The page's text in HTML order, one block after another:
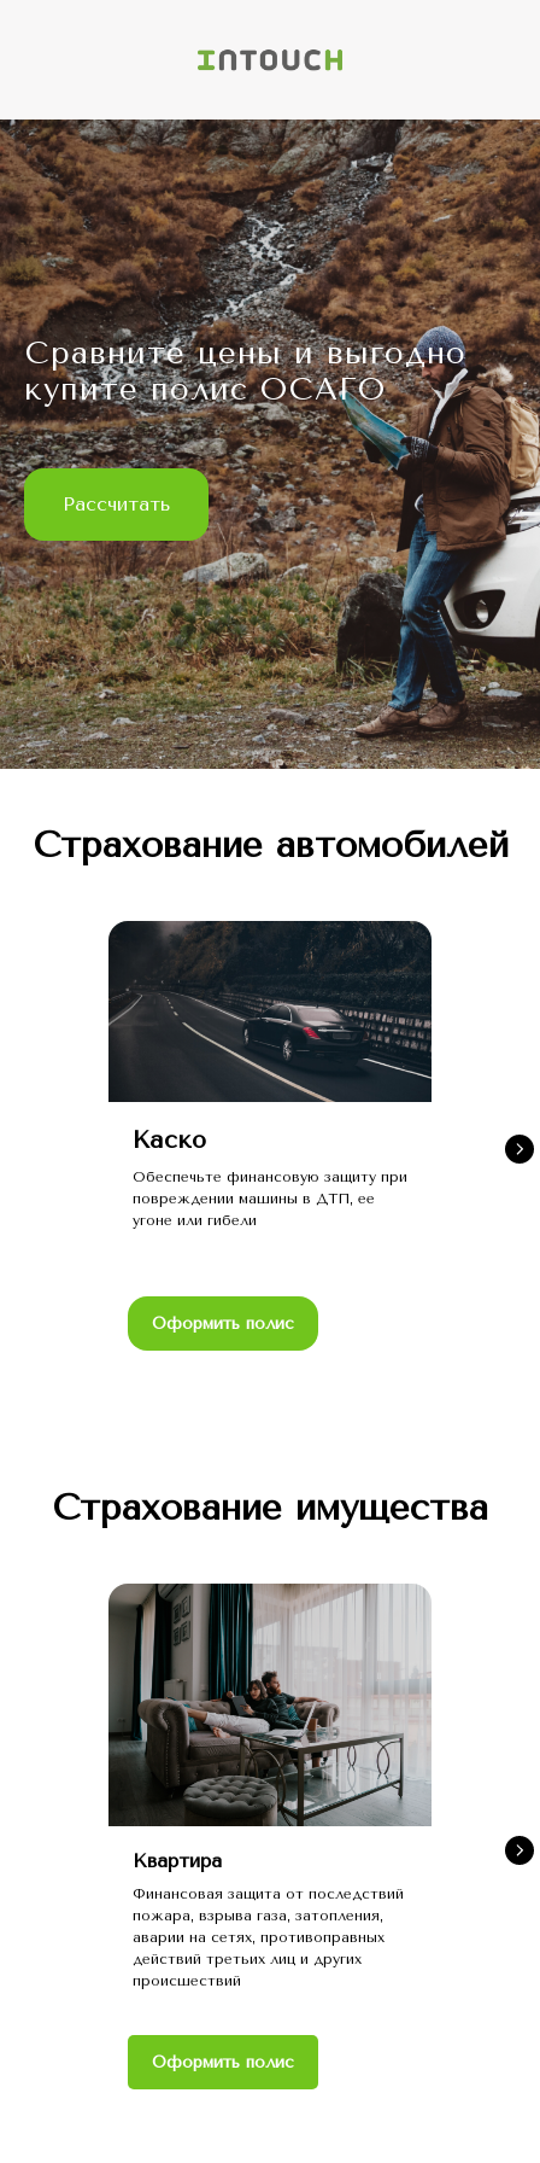
Сравните цены и выгодно
купите полис ОСАГО
Расcчитать
Страхование автомобилей
Каско
Обеспечьте финансовую защиту при
повреждении машины в ДТП, ее
угоне или гибели
Оформить полис
Страхование имущества
Квартира
Финансовая защита от последствий
пожара, взрыва газа, затопления,
аварии на сетях, противоправных
действий третьих лиц и других
происшествий
Оформить полис